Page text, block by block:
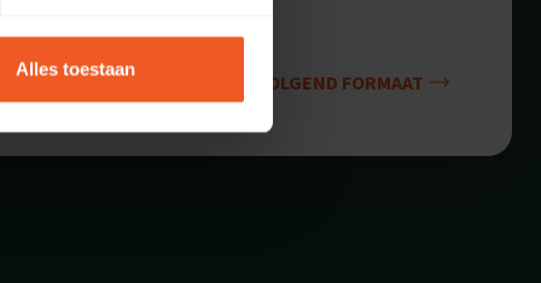
Alles toestaan
VOLGEND FORMAAT